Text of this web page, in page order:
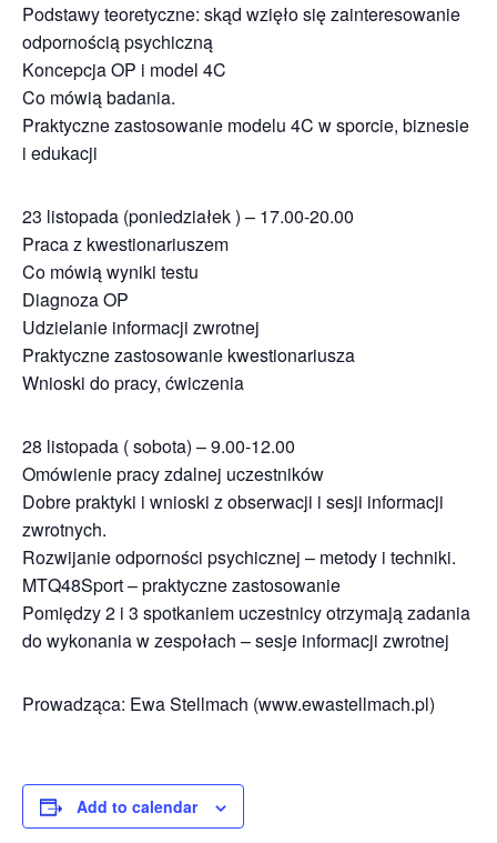
Podstawy teoretyczne: skąd wzięło się zainteresowanie
odpornością psychiczną
Koncepcja OP i model 4C
Co mówią badania.
Praktyczne zastosowanie modelu 4C w sporcie, biznesie
i edukacji
23 listopada (poniedziałek ) – 17.00-20.00
Praca z kwestionariuszem
Co mówią wyniki testu
Diagnoza OP
Udzielanie informacji zwrotnej
Praktyczne zastosowanie kwestionariusza
Wnioski do pracy, ćwiczenia
28 listopada ( sobota) – 9.00-12.00
Omówienie pracy zdalnej uczestników
Dobre praktyki i wnioski z obserwacji i sesji informacji
zwrotnych.
Rozwijanie odporności psychicznej – metody i techniki.
MTQ48Sport – praktyczne zastosowanie
Pomiędzy 2 i 3 spotkaniem uczestnicy otrzymają zadania
do wykonania w zespołach – sesje informacji zwrotnej
Prowadząca: Ewa Stellmach (www.ewastellmach.pl)
Add to calendar